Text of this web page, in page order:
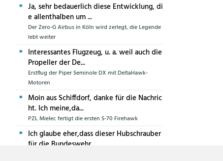
Ja, sehr bedauerlich diese Entwicklung, di
e allenthalben um ...
Der Zero-G Airbus in Köln wird zerlegt, die Legende
lebt weiter
Interessantes Flugzeug, u. a. weil auch die
Propeller der De...
Erstflug der Piper Seminole DX mit DeltaHawk-
Motoren
Moin aus Schiffdorf, danke für die Nachric
ht. Ich meine,da...
PZL Mielec fertigt die ersten S-70 Firehawk
Ich glaube eher,dass dieser Hubschrauber
für die Bundeswehr...